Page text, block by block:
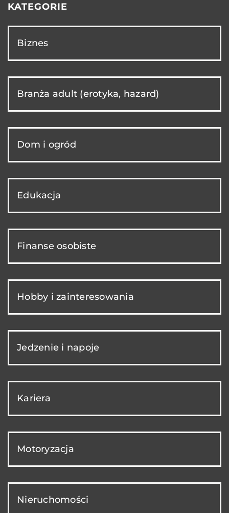
KATEGORIE
Biznes
Branża adult (erotyka, hazard)
Dom i ogród
Edukacja
Finanse osobiste
Hobby i zainteresowania
Jedzenie i napoje
Kariera
Motoryzacja
Nieruchomości